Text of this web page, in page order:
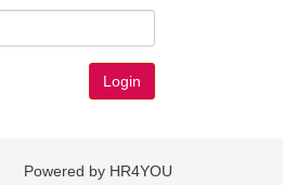
Powered by HR4YOU